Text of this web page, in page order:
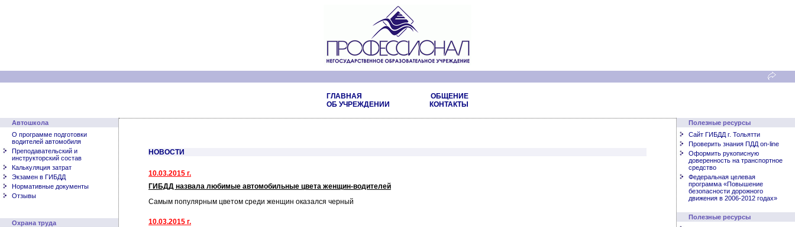
ГЛАВНАЯ
ОБ УЧРЕЖДЕНИИ
ОБЩЕНИЕ
КОНТАКТЫ
Автошкола
О программе подготовки
водителей автомобиля
Преподавательский и
инструкторский состав
Калькуляция затрат
Экзамен в ГИБДД
Нормативные документы
Отзывы
Охрана труда
НОВОСТИ
10.03.2015 г.
ГИБДД назвала любимые автомобильные цвета женщин-водителей
Самым популярным цветом среди женщин оказался черный
10.03.2015 г.
Полезные ресурсы
Сайт ГИБДД г. Тольятти
Проверить знания ПДД on-line
Оформить рукописную
доверенность на транспортное
средство
Федеральная целевая
программа «Повышение
безопасности дорожного
движения в 2006-2012 годах»
Полезные ресурсы